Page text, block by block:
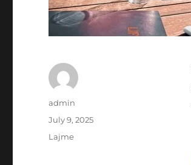
Author
admin
Posted
July 9, 2025
Categories
Lajme